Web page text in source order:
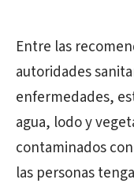
Entre las
autoridades
enfermedades,
agua, lodo y
contaminados
las personas